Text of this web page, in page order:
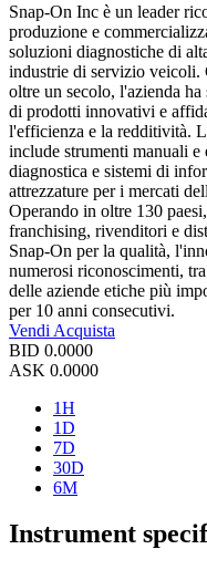
Snap-On Inc è un leader
produzione e
soluzioni diagnostiche di
industrie di servizio veicoli.
oltre un secolo, l'azienda
di prodotti innovativi e
l'efficienza e la redditività.
include strumenti manuali
diagnostica e sistemi di
attrezzature per i mercati
Operando in oltre 130
franchising, rivenditori e
Snap-On per la qualità,
numerosi riconoscimenti,
delle aziende etiche più
per 10 anni consecutivi.
Vendi Acquista
BID 0.0000
ASK 0.0000
1H
1D
7D
30D
6M
Instrument